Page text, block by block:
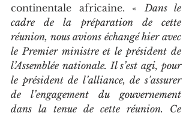
continentale africaine. « Dans le
cadre de la préparation de cette
réunion, nous avions échangé hier avec
le Premier ministre et le président de
l’Assemblée nationale. Il s’est agi, pour
le président de l’alliance, de s’assurer
de l’engagement du gouvernement
dans la tenue de cette réunion. Ce